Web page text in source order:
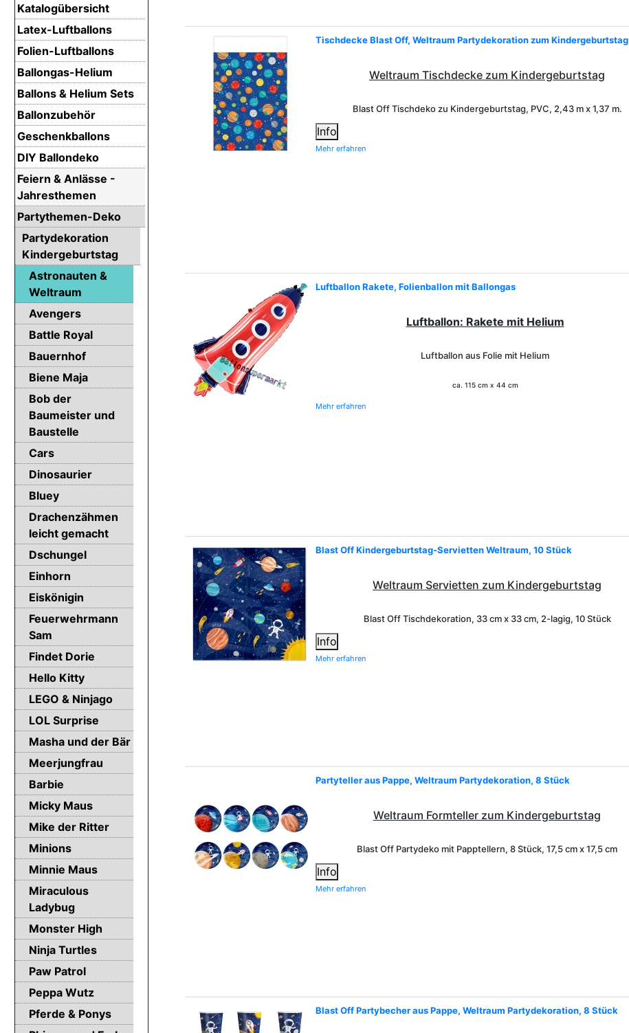
Tischdecke Blast Off, Weltraum Partydekoration zum Kindergeburtstag
Weltraum Tischdecke zum Kindergeburtstag
Blast Off Tischdeko zu Kindergeburtstag, PVC, 2,43 m x 1,37 m.
Info
Mehr erfahren
Luftballon Rakete, Folienballon mit Ballongas
Luftballon: Rakete mit Helium
Luftballon aus Folie mit Helium
ca. 115 cm x 44 cm
Mehr erfahren
Blast Off Kindergeburtstag-Servietten Weltraum, 10 Stück
Weltraum Servietten zum Kindergeburtstag
Blast OffTischdekoration, 33 cm x 33 cm, 2-lagig, 10 Stück
Info
Mehr erfahren
Partyteller aus Pappe, Weltraum Partydekoration, 8 Stück
Weltraum Formteller zum Kindergeburtstag
Blast Off Partydeko mit Papptellern, 8 Stück, 17,5 cm x 17,5 cm
Info
Mehr erfahren
Blast Off Partybecher aus Pappe, Weltraum Partydekoration, 8 Stück
Katalogübersicht
Latex-Luftballons
Folien-Luftballons
Ballongas-Helium
Ballons & Helium Sets
Ballonzubehör
Geschenkballons
DIY Ballondeko
Feiern & Anlässe -
Jahresthemen
Partythemen-Deko
Partydekoration
Kindergeburtstag
Astronauten &
Weltraum
Avengers
Battle Royal
Bauernhof
Biene Maja
Bob der
Baumeister und
Baustelle
Cars
Dinosaurier
Bluey
Drachenzähmen
leicht gemacht
Dschungel
Einhorn
Eiskönigin
Feuerwehrmann
Sam
Findet Dorie
Hello Kitty
LEGO & Ninjago
LOL Surprise
Masha und der Bär
Meerjungfrau
Barbie
Micky Maus
Mike der Ritter
Minions
Minnie Maus
Miraculous
Ladybug
Monster High
Ninja Turtles
Paw Patrol
Peppa Wutz
Pferde & Ponys